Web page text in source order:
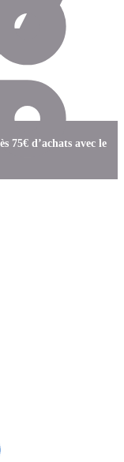
75€ d’achats avec le